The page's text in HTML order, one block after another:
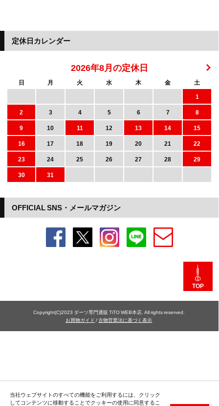
当社ウェブサイトのすべての機能をご利用するには、クリック
してコンテンツに移動することでクッキーの使用に同意するこ
OFFICIAL SNS・メールマガジン
定休日カレンダー
2026年8月の定休日
日 月 火 水 木 金
土
1
2
3 4 5 6 7
8
9
10 11 12 13 14
15
16
17 18 19 20 21
22
23
24 25 26 27 28
29
30
31
TOP
Copyright(C)2023 ダーツ専門通販 TiTO WEB本店. All rights reserved.
お買物ガイド /古物営業法に基づく表示